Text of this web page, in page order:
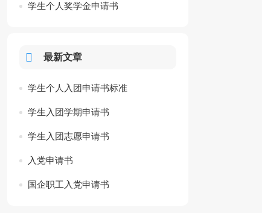
学生个人奖学金申请书
最新文章
学生个人入团申请书标准
学生入团学期申请书
学生入团志愿申请书
入党申请书
国企职工入党申请书